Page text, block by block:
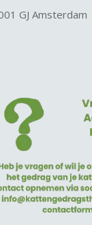
GJ Amsterdam